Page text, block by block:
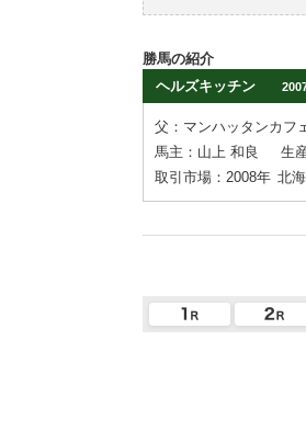
勝馬の紹介
ヘルズキッチン
父：マンハッタンカフ
馬主：山上 和良
生
取引市場：2008年 北